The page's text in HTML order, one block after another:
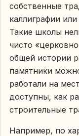
собственные
каллиграфии
Такие школы
чисто
общей истории
памятники
работали на
доступны, как
строительные
Например, по